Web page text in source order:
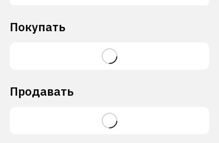
Покупать
Продавать